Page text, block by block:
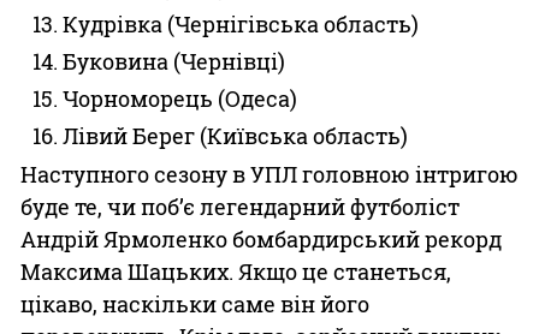
Кудрівка (Чернігівська область)
Буковина (Чернівці)
Чорноморець (Одеса)
Лівий Берег (Київська область)
Наступного сезону в УПЛ головною інтригою
буде те, чи поб’є легендарний футболіст
Андрій Ярмоленко бомбардирський рекорд
Максима Шацьких. Якщо це станеться,
цікаво, наскільки саме він його